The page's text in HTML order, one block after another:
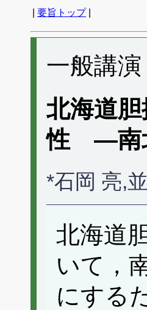
要旨トップ|
一般講
北海道
性 ―南
*石岡 亮,
北海道
いて，
にする